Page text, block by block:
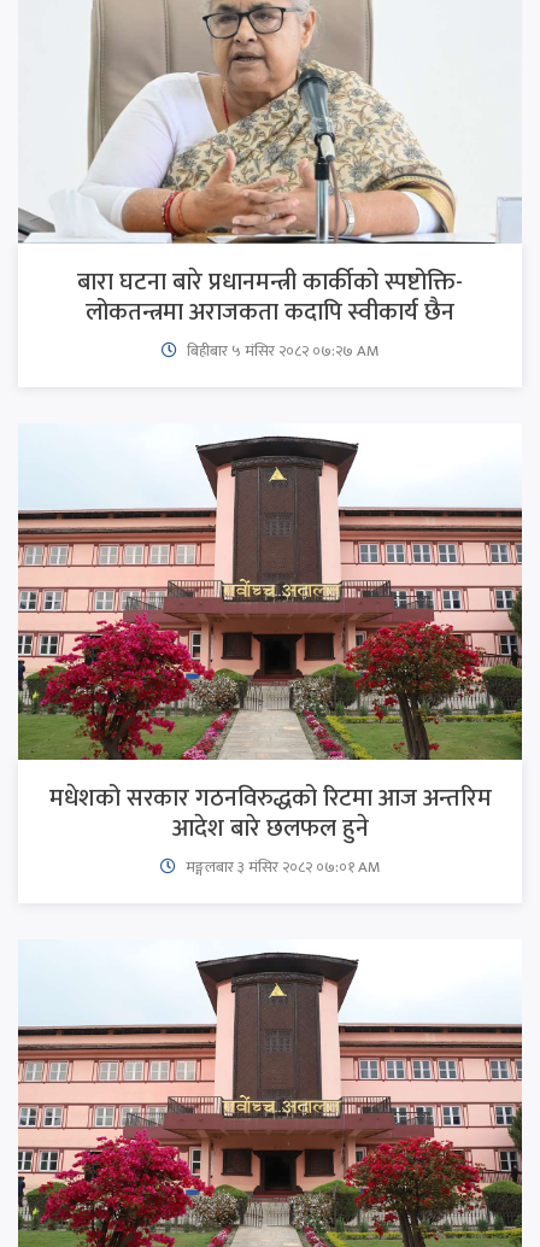
बारा घटना बारे प्रधानमन्त्री कार्कीको स्पष्टोक्ति-
लोकतन्त्रमा अराजकता कदापि स्वीकार्य छैन
बिहीबार ५ मंसिर २०८२ ०७:२७ AM
मधेशको सरकार गठनविरुद्धको रिटमा आज अन्तरिम
आदेश बारे छलफल हुने
मङ्गलबार ३ मंसिर २०८२ ०७:०१ AM